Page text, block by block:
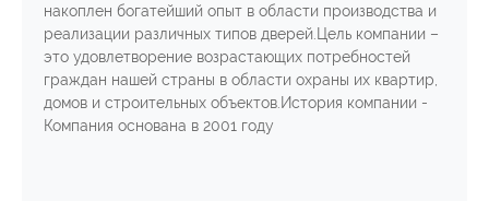
накоплен богатейший опыт в области производства и
реализации различных типов дверей.Цель компании –
это удовлетворение возрастающих потребностей
граждан нашей страны в области охраны их квартир,
домов и строительных объектов.История компании -
Компания основана в 2001 году